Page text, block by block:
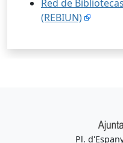
Red de
(REBIUN)
Pl.